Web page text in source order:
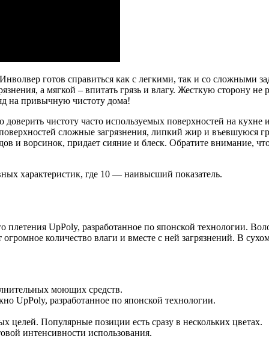
готов справиться как с легкими, так и со сложными
а мягкой – впитать грязь и влагу. Жесткую сторону
на привычную чистоту дома!
чистоту часто используемых поверхностей на
сложные загрязнения, липкий жир и въевшуюся
и ворсинок, придает сияние и блеск. Обратите внимание,
характеристик, где 10 — наивысший показатель.
плетения UpPoly, разработанное по японской технологии.
количество влаги и вместе с ней загрязнений. В
моющих средств.
UpPoly, разработанное по японской технологии.
целей. Популярные позиции есть сразу в нескольких цветах.
интенсивности использования.